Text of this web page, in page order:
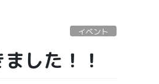
イベント
した！！